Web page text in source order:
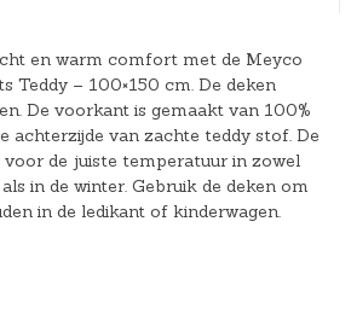
en warm comfort met de Meyco
Teddy – 100×150 cm. De deken
De voorkant is gemaakt van 100%
achterzijde van zachte teddy stof. De
de juiste temperatuur in zowel
in de winter. Gebruik de deken om
in de ledikant of kinderwagen.